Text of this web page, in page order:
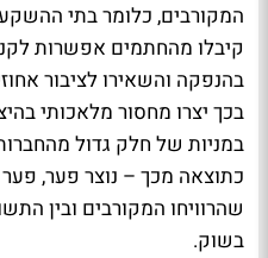
המקורבים, כלומר בתי
קיבלו מהחתמים אפשרות
בהנפקה והשאירו לציבור
בכך יצרו מחסור מלאכותי
במניות של חלק גדול
כתוצאה מכך – נוצר פער,
שהרוויחו המקורבים ובין
בשוק.